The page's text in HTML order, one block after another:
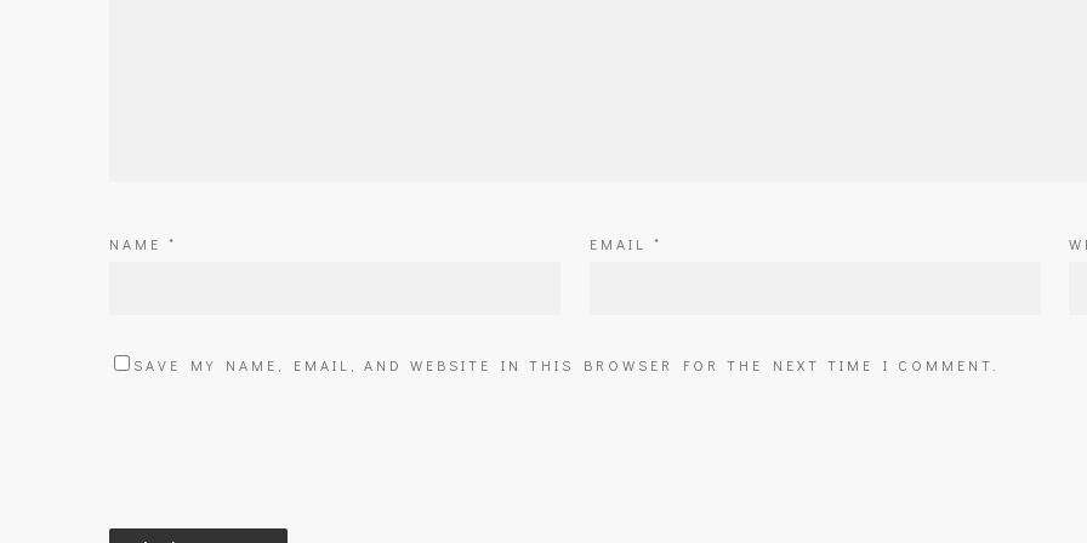
NAME * EMAIL *
SAVE MY NAME, EMAIL, AND WEBSITE IN THIS BROWSER FOR THE NEXT TIME I COMMENT.